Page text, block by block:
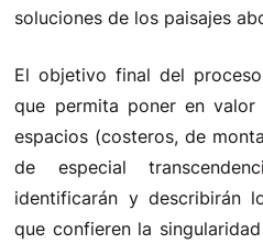
soluciones de los paisajes
El objetivo final del
que permita poner en
espacios (costeros, de
de especial
identificarán y describirán
que confieren la